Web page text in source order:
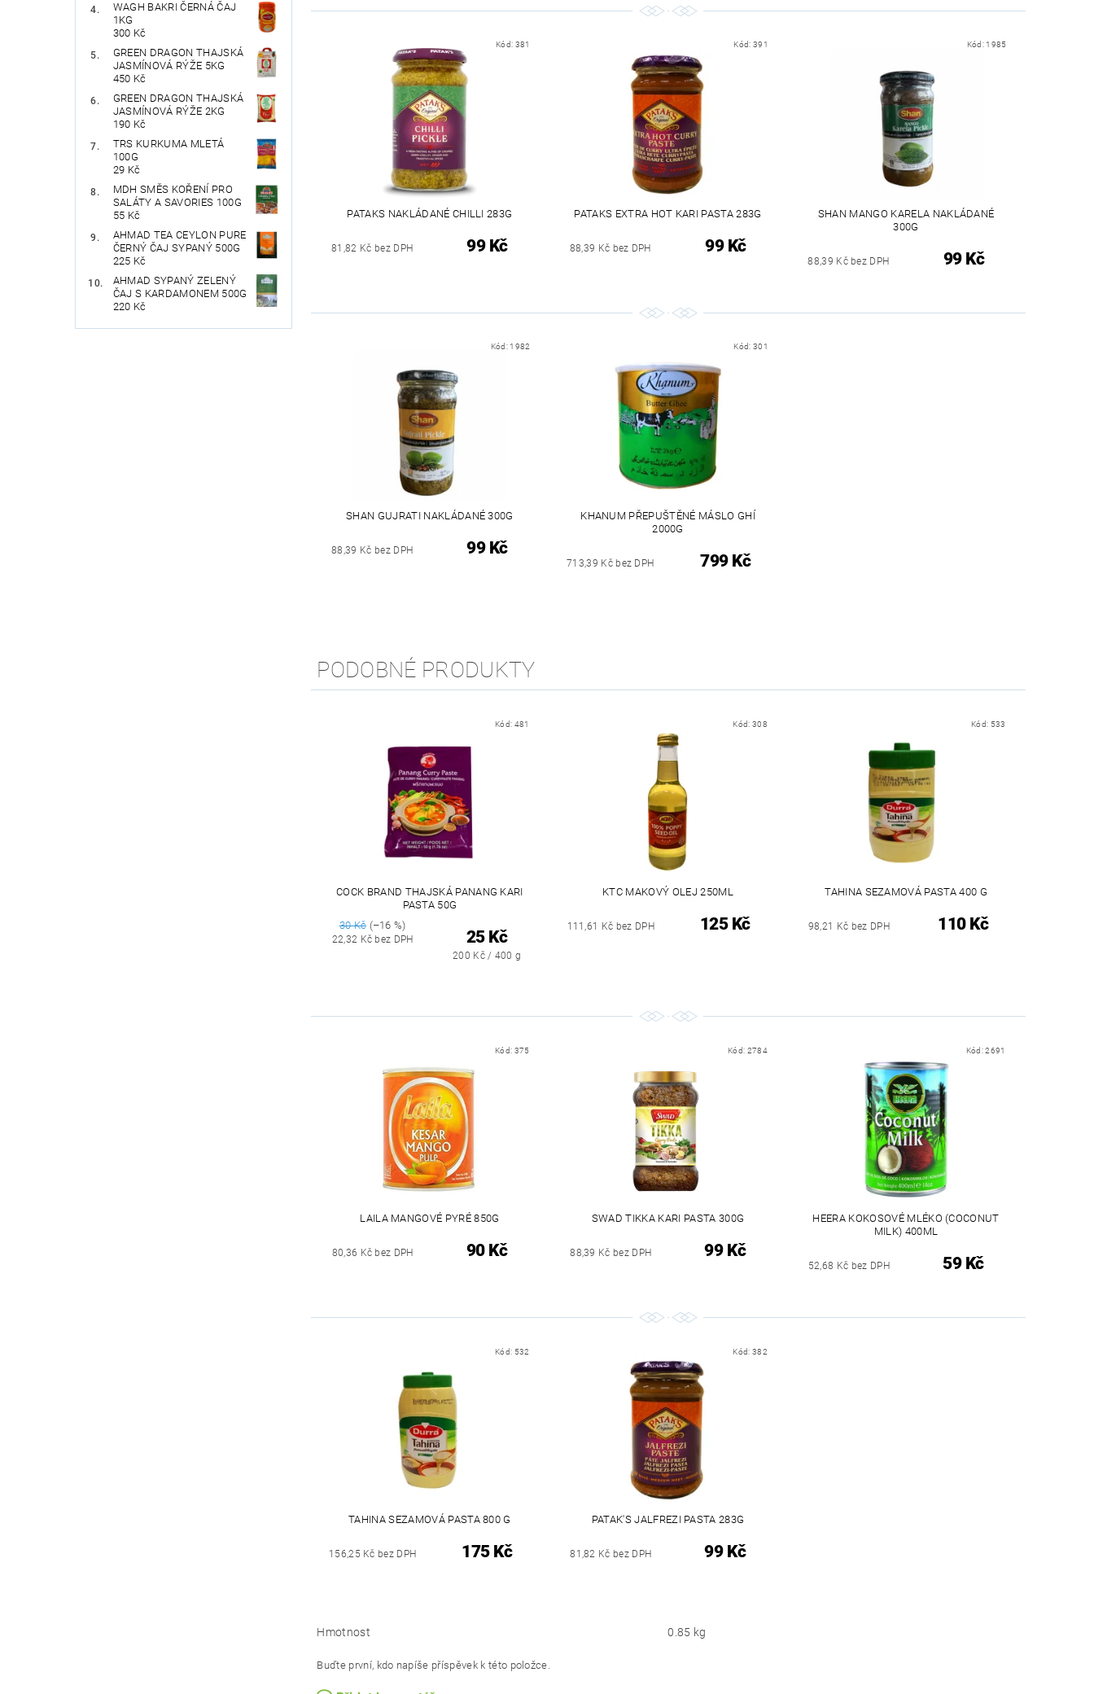
WAGH BAKRI ČERNÁ ČAJ
1KG
300 Kč
GREEN DRAGON THAJSKÁ
JASMÍNOVÁ RÝŽE 5KG
450 Kč
GREEN DRAGON THAJSKÁ
JASMÍNOVÁ RÝŽE 2KG
190 Kč
TRS KURKUMA MLETÁ
100G
29 Kč
MDH SMĚS KOŘENÍ PRO
SALÁTY A SAVORIES 100G
55 Kč
AHMAD TEA CEYLON PURE
ČERNÝ ČAJ SYPANÝ 500G
225 Kč
AHMAD SYPANÝ ZELENÝ
ČAJ S KARDAMONEM 500G
220 Kč
Kód: 381
PATAKS NAKLÁDANÉ CHILLI 283G
81,82 Kč bez DPH 99 Kč
Kód:391
PATAKS EXTRA HOT KARI PASTA 283G
88,39 Kč bez DPH 99 Kč
Kód: 1985
SHAN MANGO KARELA NAKLÁDANÉ
300G
88,39 Kč bez DPH 99 Kč
Kód: 1982
SHAN GUJRATI NAKLÁDANÉ 300G
88,39 Kč bez DPH 99 Kč
Kód:301
KHANUM PŘEPUŠTĚNÉ MÁSLO GHÍ
2000G
713,39 Kč bez DPH 799 Kč
PODOBNÉ PRODUKTY
Kód: 481
COCK BRAND THAJSKÁ PANANG KARI
PASTA 50G
30 Kč(–16 %)
22,32 Kč bez DPH 25 Kč
200 Kč / 400 g
Kód:308
KTC MAKOVÝ OLEJ 250ML
111,61 Kč bez DPH 125 Kč
Kód: 533
TAHINA SEZAMOVÁ PASTA 400 G
98,21 Kč bez DPH 110 Kč
Kód: 375
LAILA MANGOVÉ PYRÉ 850G
80,36 Kč bez DPH 90 Kč
Kód: 2784
SWAD TIKKA KARI PASTA 300G
88,39 Kč bez DPH 99 Kč
Kód:2691
HEERA KOKOSOVÉ MLÉKO (COCONUT
MILK) 400ML
52,68 Kč bez DPH 59 Kč
Kód: 532
TAHINA SEZAMOVÁ PASTA 800 G
156,25 Kč bez DPH 175 Kč
Kód:382
PATAK'S JALFREZI PASTA 283G
81,82 Kč bez DPH 99 Kč
Hmotnost 0.85 kg
Buďte první, kdo napíše příspěvek k této položce.